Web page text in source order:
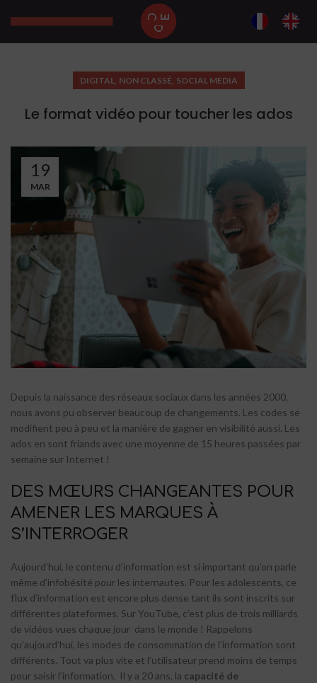
DIGITAL, NON CLASSÉ, SOCIAL MEDIA
Le format vidéo pour toucher les ados
19
MAR
Depuis la naissance des réseaux sociaux dans les années 2000,
nous avons pu observer beaucoup de changements. Les codes se
modifient peu à peu et la manière de gagner en visibilité aussi. Les
ados en sont friands avec une moyenne de 15 heures passées par
semaine sur Internet !
DES MŒURS CHANGEANTES POUR
AMENER LES MARQUES À
S’INTERROGER
Aujourd’hui, le contenu d’information est si important qu’on parle
même d’infobésité pour les internautes. Pour les adolescents, ce
flux d’information est encore plus dense tant ils sont inscrits sur
différentes plateformes. Sur YouTube, c’est plus de trois milliards
de vidéos vues chaque jour dans le monde ! Rappelons
qu’aujourd’hui, les modes de consommation de l’information sont
différents. Tout va plus vite et l’utilisateur prend moins de temps
pour saisir l’information. Il y a 20 ans, la capacité de